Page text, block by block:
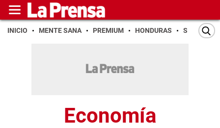
INICIO MENTE SANA PREMIUM HONDURAS SAN PEDRO
Economía